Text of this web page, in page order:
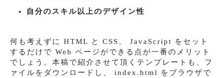
自分のスキル以上のデザイン性
何も考えずに HTML と CSS、 JavaScript をセット
するだけで Web ページができる点が一番のメリット
でしょう。本稿で紹介させて頂くテンプレートも、フ
ァイルをダウンロードし、 index.html をブラウザで